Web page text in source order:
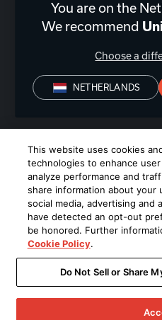
Privacyverklaring
You are on the
We recommend
Choose a
NETHERLANDS
This website uses cookies
technologies to enhance
analyze performance and
share information about
social media, advertising and
have detected an opt-out
be honored. Further
Cookie Policy.
Do Not Sell or Share